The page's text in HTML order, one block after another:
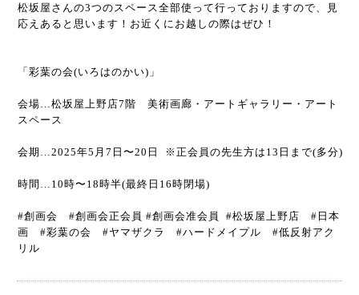
松坂屋さんの3つのスペース全部使って行っておりますので、見
応えあると思います！お近くにお越しの際はぜひ！
「彩葉の会(いろはのかい)」
会場…松坂屋上野店7階 美術画廊・アートギャラリー・アート
スペース
会期…2025年5月7日〜20日 ※正会員の先生方は13日まで(多分)
時間…10時〜18時半(最終日16時閉場)
#創画会 #創画会正会員 #創画会准会員 #松坂屋上野店 #日本
画 #彩葉の会 #ヤマザクラ #ハードメイプル #低反射アク
リル